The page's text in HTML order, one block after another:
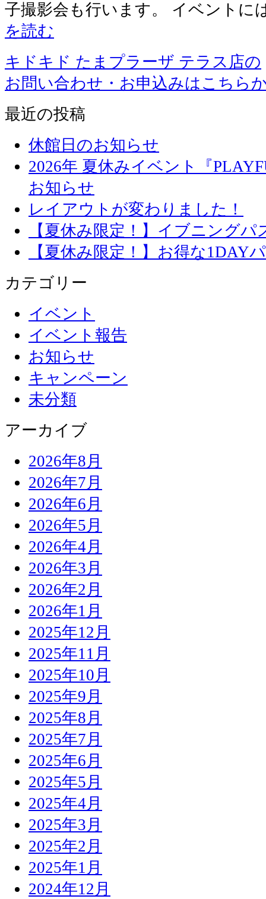
子撮影会も行います。 イベント
を読む
キドキド たまプラーザ テラス店の
お問い合わせ・お申込みはこちら
最近の投稿
休館日のお知らせ
2026年 夏休みイベント『
お知らせ
レイアウトが変わりました！
【夏休み限定！】イブニング
【夏休み限定！】お得な1DAY
カテゴリー
イベント
イベント報告
お知らせ
キャンペーン
未分類
アーカイブ
2026年8月
2026年7月
2026年6月
2026年5月
2026年4月
2026年3月
2026年2月
2026年1月
2025年12月
2025年11月
2025年10月
2025年9月
2025年8月
2025年7月
2025年6月
2025年5月
2025年4月
2025年3月
2025年2月
2025年1月
2024年12月